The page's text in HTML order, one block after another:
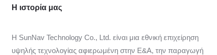
Η ιστορία μας
Η SunNav Technology Co., Ltd. είναι μια εθνική επιχείρηση
υψηλής τεχνολογίας αφιερωμένη στην Ε&Α, την παραγωγή